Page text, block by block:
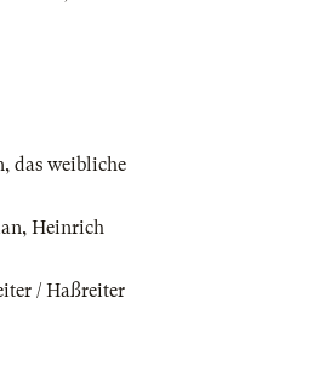
, das weibliche
, Heinrich
/ Haßreiter